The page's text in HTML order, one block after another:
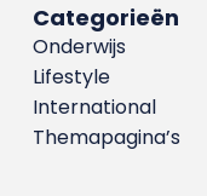
Categorieën
Onderwijs
Lifestyle
International
Themapagina’s